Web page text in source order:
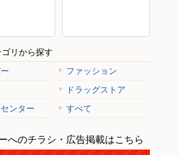
ゴリから探す
ファッション
ドラッグストア
ンター
すべて
へのチラシ・広告掲載はこちら